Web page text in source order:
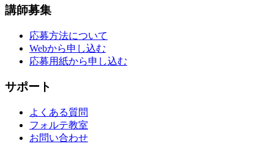
講師募集
応募方法について
Webから申し込む
応募用紙から申し込む
サポート
よくある質問
フォルテ教室
お問い合わせ